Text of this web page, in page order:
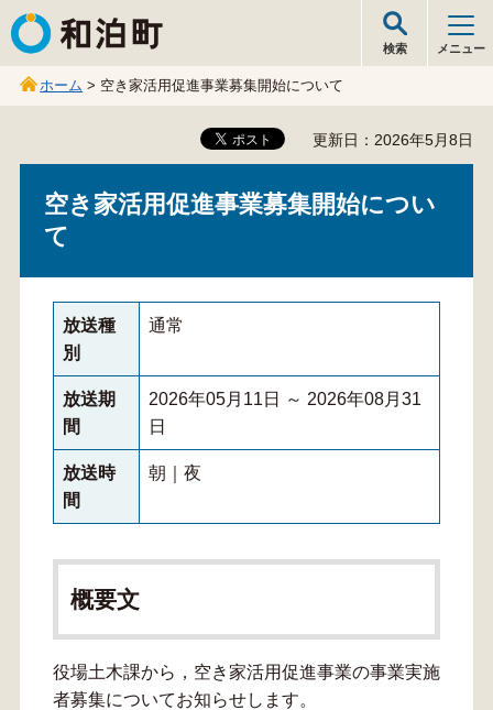
和泊町
検索 メニュー
ホーム > 空き家活用促進事業募集開始について
更新日：2026年5月8日
空き家活用促進事業募集開始につい
て
放送種
別
通常
放送期
間
2026年05月11日 ～ 2026年08月31
日
放送時
間
朝｜夜
概要文
役場土木課から，空き家活用促進事業の事業実施
者募集についてお知らせします。